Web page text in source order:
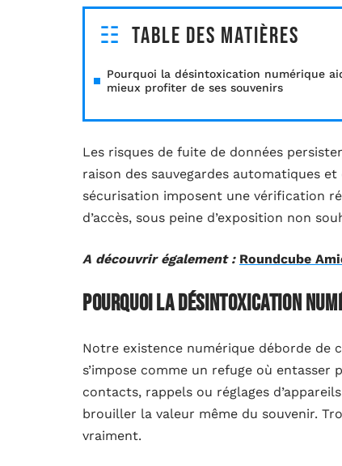
Table des matières
Pourquoi la désintoxication numérique
mieux profiter de ses souvenirs
Les risques de fuite de données
raison des sauvegardes automatiques
sécurisation imposent une vérification
d’accès, sous peine d’exposition non
A découvrir également : Roundcube
Pourquoi la désintoxication
Notre existence numérique déborde de
s’impose comme un refuge où entasser
contacts, rappels ou réglages
brouiller la valeur même du souvenir.
vraiment.